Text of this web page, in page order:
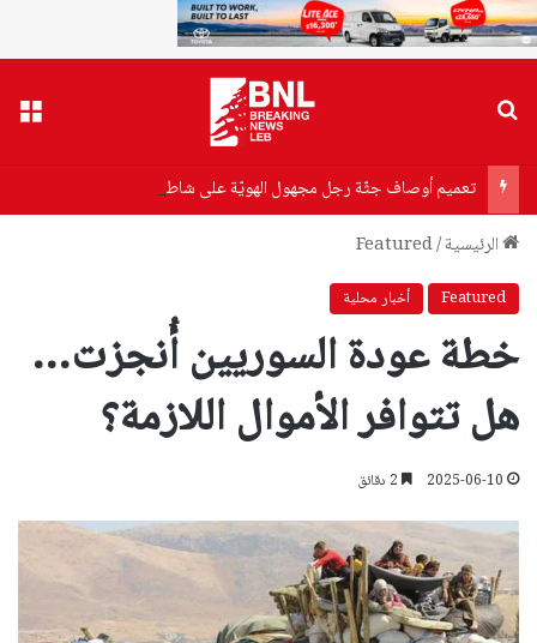
تعميم أوصاف جثّة رجل مجهول الهويّة على شاطئ الرملة البيضاء
الرئيسية/
Featured
Featured أخبار محلية
خطة عودة السوريين أُنجزت…
هل تتوافر الأموال اللازمة؟
2025-06-10